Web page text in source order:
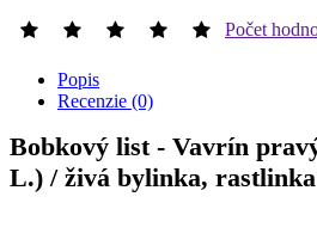
Počet
Popis
Recenzie (0)
Bobkový list - Vavrín
L.) / živá bylinka,